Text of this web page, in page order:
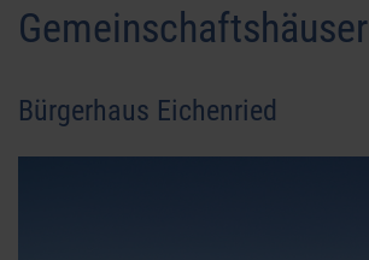
Gemeinschaftshäuser
Bürgerhaus Eichenried